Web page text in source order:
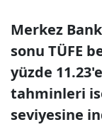
Merkez
sonu TÜFE
yüzde
tahminleri
seviyesine